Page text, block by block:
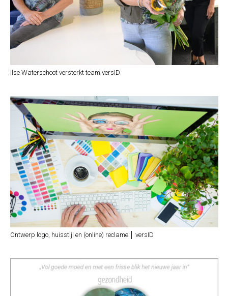
Ilse Waterschoot versterkt team versID
Ontwerp logo, huisstijl en (online) reclame │ versID